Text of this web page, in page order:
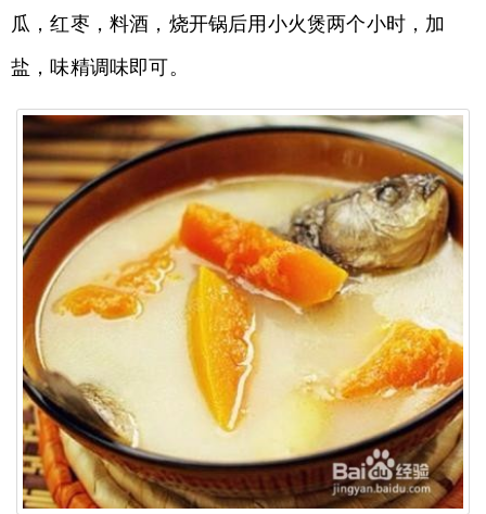
瓜，红枣，料酒，烧开锅后用小火煲两个小时，加
盐，味精调味即可。